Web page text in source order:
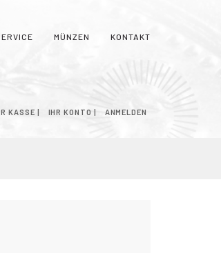
MÜNZEN KONTAKT
KASSE IHR KONTO ANMELDEN